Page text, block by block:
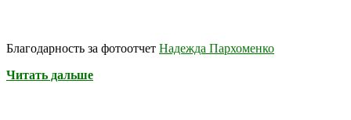
Благодарность за фотоотчет Надежда Пархоменко
Читать дальше